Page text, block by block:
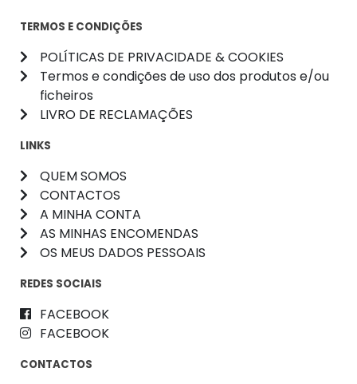
TERMOS E CONDIÇÕES
POLÍTICAS DE PRIVACIDADE & COOKIES
Termos e condições de uso dos produtos e/ou
ficheiros
LIVRO DE RECLAMAÇÕES
LINKS
QUEM SOMOS
CONTACTOS
A MINHA CONTA
AS MINHAS ENCOMENDAS
OS MEUS DADOS PESSOAIS
REDES SOCIAIS
FACEBOOK
FACEBOOK
CONTACTOS